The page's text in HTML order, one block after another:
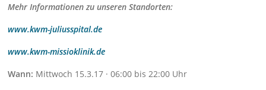
Mehr Informationen zu unseren Standorten:
www.kwm-juliusspital.de
www.kwm-missioklinik.de
Wann: Mittwoch 15.3.17 · 06:00 bis 22:00 Uhr